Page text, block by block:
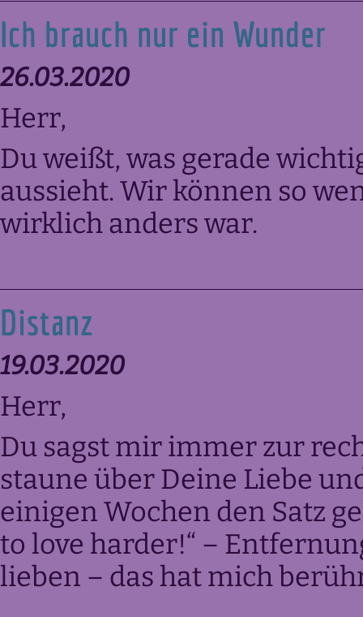
Ich brauch nur ein Wunder
26.03.2020
Herr,
Du weißt, was gerade
aussieht. Wir können so
wirklich anders war.
Distanz
19.03.2020
Herr,
Du sagst mir immer zur
staune über Deine Liebe
einigen Wochen den Satz
to love harder!“ –
lieben – das hat mich